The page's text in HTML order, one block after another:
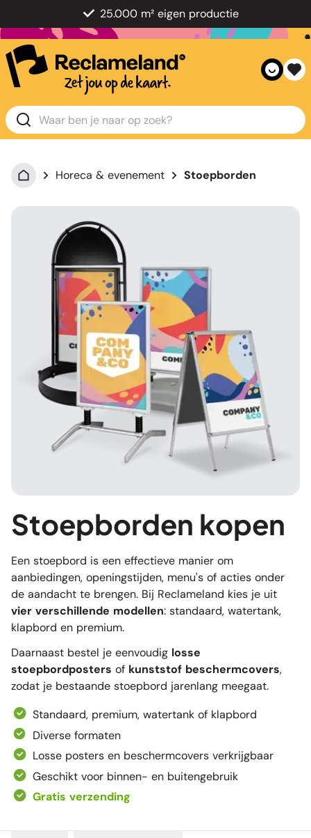
25.000 m² eigen productie
Horeca & evenement Stoepborden
Stoepborden kopen
Een stoepbord is een effectieve manier om
aanbiedingen, openingstijden, menu's of acties onder
de aandacht te brengen. Bij Reclameland kies je uit
vier verschillende modellen: standaard, watertank,
klapbord en premium.
Daarnaast bestel je eenvoudig losse
stoepbordposters of kunststof beschermcovers,
zodat je bestaande stoepbord jarenlang meegaat.
Standaard, premium, watertank of klapbord
Diverse formaten
Losse posters en beschermcovers verkrijgbaar
Geschikt voor binnen- en buitengebruik
Gratis verzending